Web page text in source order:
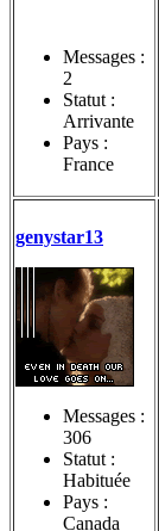
Messages :
2
Statut :
Arrivante
Pays :
France
genystar13
Messages :
306
Statut :
Habituée
Pays :
Canada